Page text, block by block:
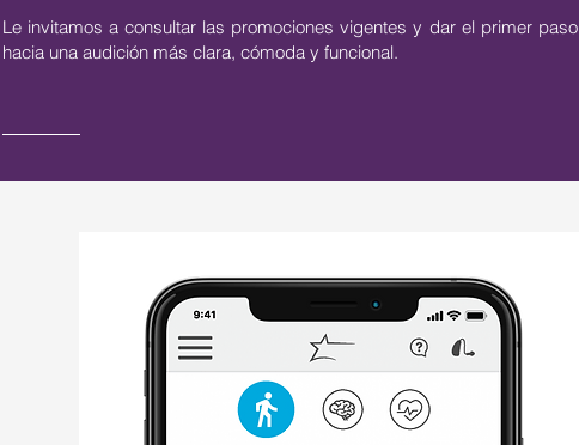
Le invitamos a consultar las promociones vigentes y dar el primer paso
hacia una audición más clara, cómoda y funcional.